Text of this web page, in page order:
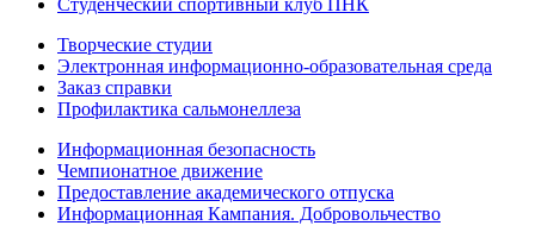
Студенческий спортивный клуб ПНК
Творческие студии
Электронная информационно-образовательная среда
Заказ справки
Профилактика сальмонеллеза
Информационная безопасность
Чемпионатное движение
Предоставление академического отпуска
Информационная Кампания. Добровольчество